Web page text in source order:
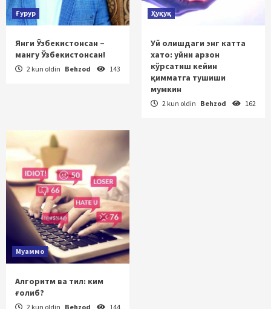
Ғурур
Янги Ўзбекистонсан –
мангу Ўзбекистонсан!
2 kun oldin Behzod 143
Ҳуқуқ
Уй олишдаги энг катта
хато: уйни арзон
кўрсатиш кейин
қимматга тушиши
мумкин
2 kun oldin Behzod 162
Муаммо
Алгоритм ва тил: ким
ғолиб?
2 kun oldin Behzod 144